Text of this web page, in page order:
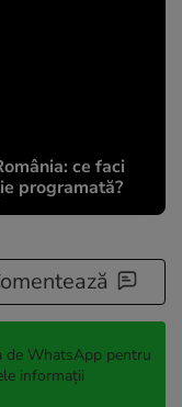
ce faci
programată?
de WhatsApp pentru
informații